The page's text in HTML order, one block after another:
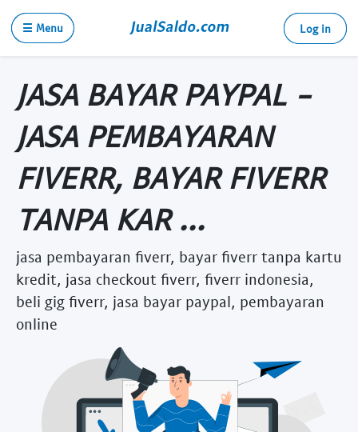
☰ Menu Log in
JASA BAYAR PAYPAL -
JASA PEMBAYARAN
FIVERR, BAYAR FIVERR
TANPA KAR ...
jasa pembayaran fiverr, bayar fiverr tanpa kartu
kredit, jasa checkout fiverr, fiverr indonesia,
beli gig fiverr, jasa bayar paypal, pembayaran
online